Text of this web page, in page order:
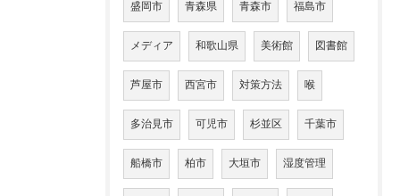
盛岡市 青森県 青森市 福島市
メディア 和歌山県 美術館 図書館
芦屋市 西宮市 対策方法 喉
多治見市 可児市 杉並区 千葉市
船橋市 柏市 大垣市 湿度管理